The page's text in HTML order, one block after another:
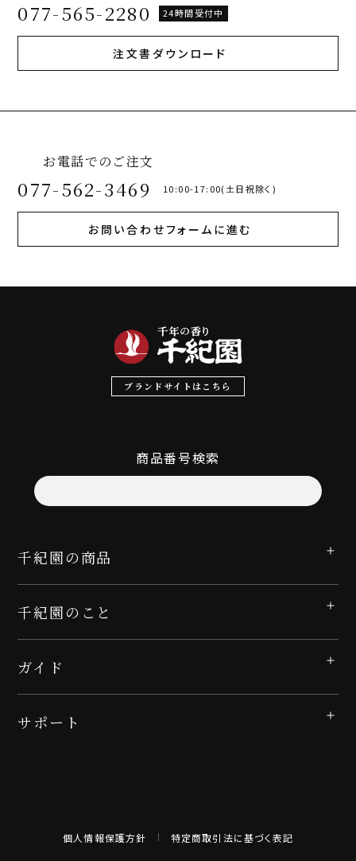
077-565-2280 24時間受付中
注文書ダウンロード
お電話でのご注文
077-562-3469 10:00-17:00(土日祝除く)
お問い合わせフォームに進む
ブランドサイトはこちら
商品番号検索
千紀園の商品
千紀園のこと
ガイド
サポート
個人情報保護方針 特定商取引法に基づく表記